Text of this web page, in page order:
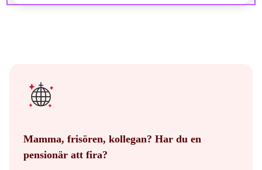
Mamma, frisören, kollegan? Har du en
pensionär att fira?